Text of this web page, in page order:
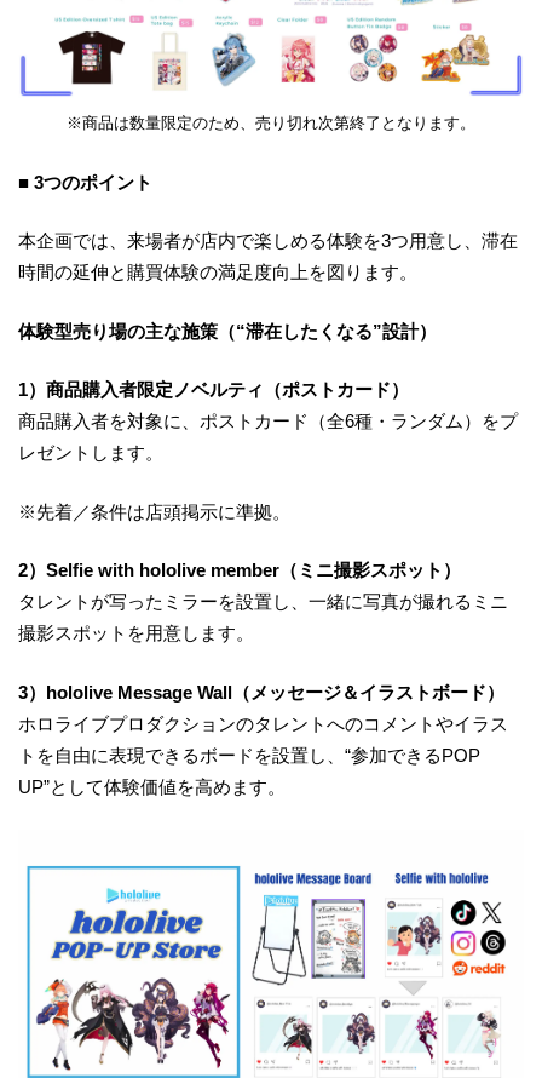
※商品は数量限定のため、売り切れ次第終了となります。
■ 3つのポイント
本企画では、来場者が店内で楽しめる体験を3つ用意し、滞在
時間の延伸と購買体験の満足度向上を図ります。
体験型売り場の主な施策（“滞在したくなる”設計）
1）商品購入者限定ノベルティ（ポストカード）
商品購入者を対象に、ポストカード（全6種・ランダム）をプ
レゼントします。
※先着／条件は店頭掲示に準拠。
2）Selfie with hololive member（ミニ撮影スポット）
タレントが写ったミラーを設置し、一緒に写真が撮れるミニ
撮影スポットを用意します。
3）hololive Message Wall（メッセージ＆イラストボード）
ホロライブプロダクションのタレントへのコメントやイラス
トを自由に表現できるボードを設置し、“参加できるPOP
UP”として体験価値を高めます。